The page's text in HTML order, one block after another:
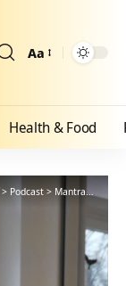
Aa
Health & Food
> Podcast > Mantra>